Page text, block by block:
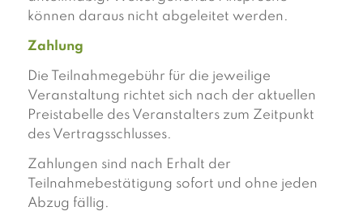
können daraus nicht abgeleitet werden.
Zahlung
Die Teilnahmegebühr für die jeweilige
Veranstaltung richtet sich nach der aktuellen
Preistabelle des Veranstalters zum Zeitpunkt
des Vertragsschlusses.
Zahlungen sind nach Erhalt der
Teilnahmebestätigung sofort und ohne jeden
Abzug fällig.